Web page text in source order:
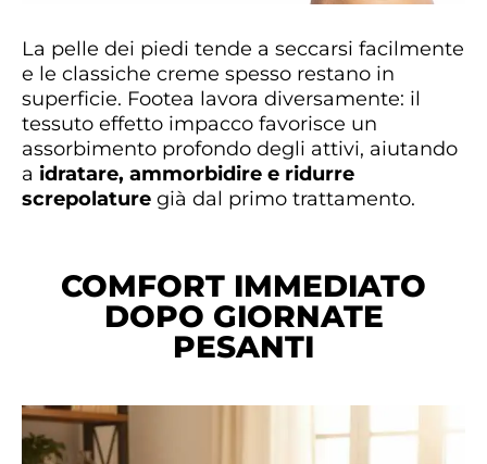
La pelle dei piedi tende a seccarsi facilmente
e le classiche creme spesso restano in
superficie. Footea lavora diversamente: il
tessuto effetto impacco favorisce un
assorbimento profondo degli attivi, aiutando
a idratare, ammorbidire e ridurre
screpolature già dal primo trattamento.
COMFORT IMMEDIATO
DOPO GIORNATE
PESANTI